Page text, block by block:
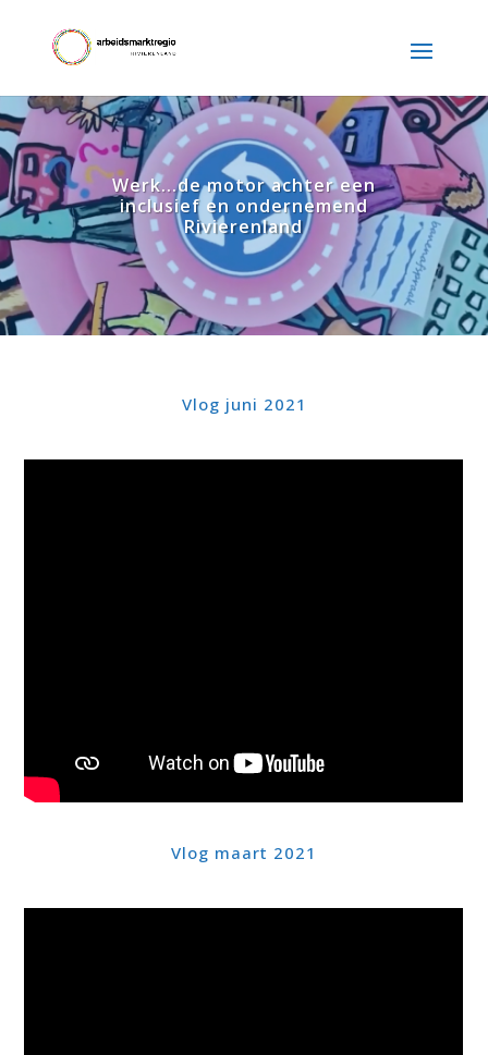
Werk...de motor achter een
inclusief en ondernemend
Rivierenland
Vlog juni 2021
Vlog maart 2021